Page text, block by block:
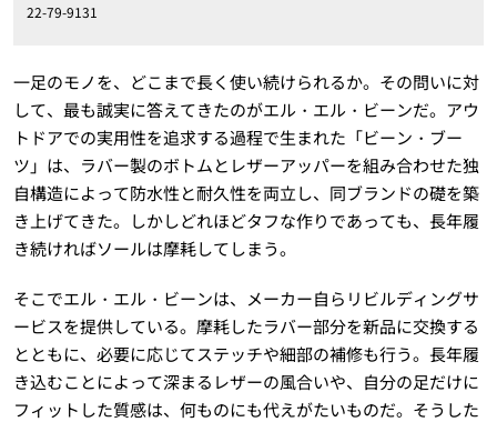
22-79-9131
一足のモノを、どこまで長く使い続けられるか。その問いに対
して、最も誠実に答えてきたのがエル・エル・ビーンだ。アウ
トドアでの実用性を追求する過程で生まれた「ビーン・ブー
ツ」は、ラバー製のボトムとレザーアッパーを組み合わせた独
自構造によって防水性と耐久性を両立し、同ブランドの礎を築
き上げてきた。しかしどれほどタフな作りであっても、長年履
き続ければソールは摩耗してしまう。
そこでエル・エル・ビーンは、メーカー自らリビルディングサ
ービスを提供している。摩耗したラバー部分を新品に交換する
とともに、必要に応じてステッチや細部の補修も行う。長年履
き込むことによって深まるレザーの風合いや、自分の足だけに
フィットした質感は、何ものにも代えがたいものだ。そうした